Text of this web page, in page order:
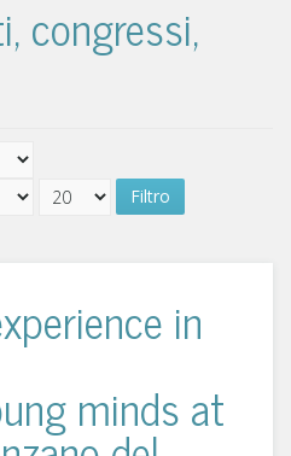
congressi,
Filtro
in
minds at